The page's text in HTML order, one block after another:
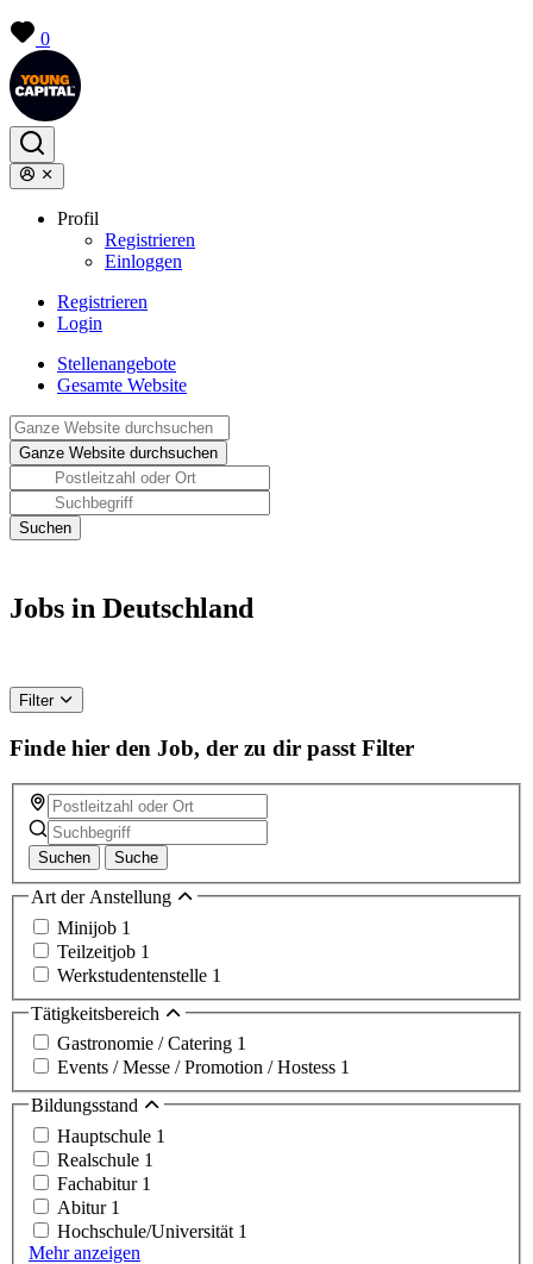
0
Profil
Registrieren
Einloggen
Registrieren
Login
Stellenangebote
Gesamte Website
Jobs in Deutschland
Filter
Finde hier den Job, der zu dir passt Filter
Suchen Suche
Art der Anstellung
Minijob 1
Teilzeitjob 1
Werkstudentenstelle 1
Tätigkeitsbereich
Gastronomie / Catering 1
Events / Messe / Promotion / Hostess 1
Bildungsstand
Hauptschule 1
Realschule 1
Fachabitur 1
Abitur 1
Hochschule/Universität 1
Mehr anzeigen